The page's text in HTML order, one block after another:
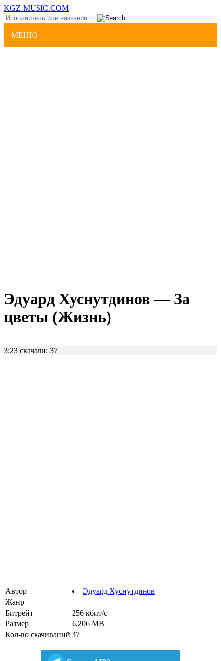
KGZ-MUSIC.COM
МЕНЮ
Эдуард Хуснутдинов — За
цветы (Жизнь)
3:23 скачали: 37
Автор
Эдуард Хуснутдинов
Жанр
Битрейт
256 кбит/с
Размер
6,206 MB
Кол-во скачиваний 37